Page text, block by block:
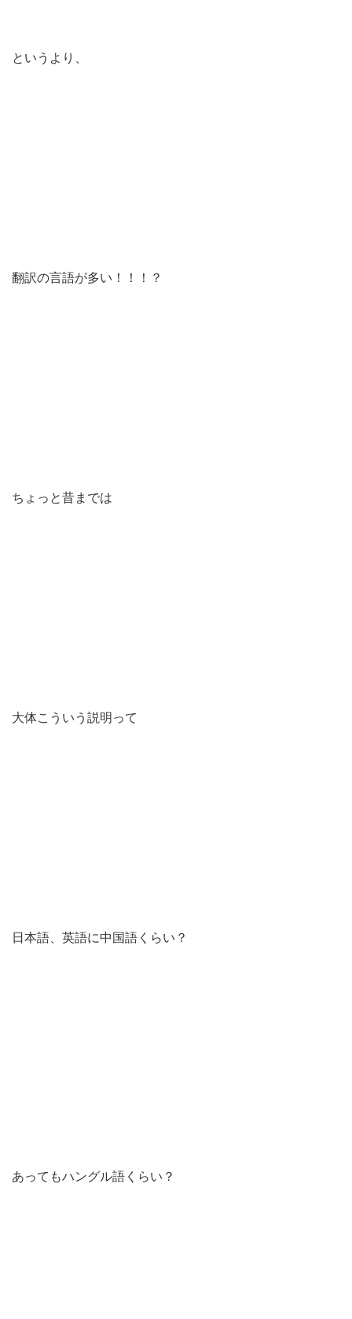
というより、
翻訳の言語が多い！！！？
ちょっと昔までは
大体こういう説明って
日本語、英語に中国語くらい？
あってもハングル語くらい？